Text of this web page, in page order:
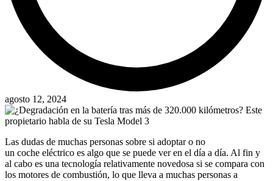
agosto 12, 2024
Las dudas de muchas personas sobre si adoptar o no
un coche eléctrico es algo que se puede ver en el día a día. Al fin y
al cabo es una tecnología relativamente novedosa si se compara con
los motores de combustión, lo que lleva a muchas personas a